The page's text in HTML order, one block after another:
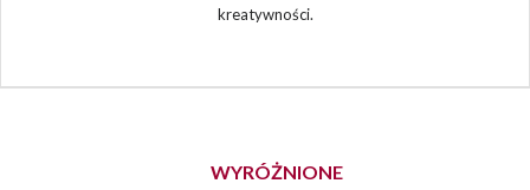
kreatywności.
WYRÓŻNIONE